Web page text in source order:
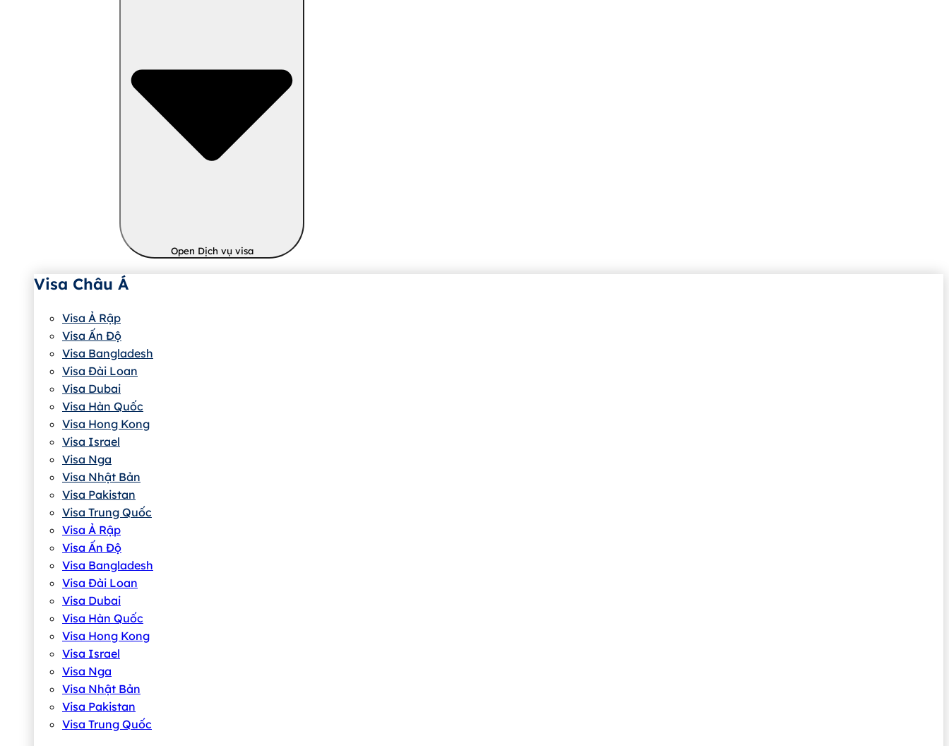
Open Dịch vụ visa
Visa Châu Á
Visa Ả Rập
Visa Ấn Độ
Visa Bangladesh
Visa Đài Loan
Visa Dubai
Visa Hàn Quốc
Visa Hong Kong
Visa Israel
Visa Nga
Visa Nhật Bản
Visa Pakistan
Visa Trung Quốc
Visa Ả Rập
Visa Ấn Độ
Visa Bangladesh
Visa Đài Loan
Visa Dubai
Visa Hàn Quốc
Visa Hong Kong
Visa Israel
Visa Nga
Visa Nhật Bản
Visa Pakistan
Visa Trung Quốc